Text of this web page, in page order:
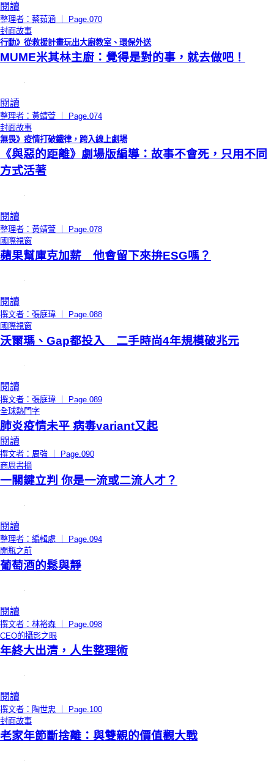
閱讀
整理者：蔡茹涵 ｜ Page.070
封面故事
行動》從救援計畫玩出大廚教室、環保外送
MUME米其林主廚：覺得是對的事，就去做吧！
閱讀
整理者：黃靖萱 ｜ Page.074
封面故事
無畏》疫情打破鐵律，跨入線上劇場
《與惡的距離》劇場版編導：故事不會死，只用不同
方式活著
閱讀
整理者：黃靖萱 ｜ Page.078
國際視窗
蘋果幫庫克加薪 他會留下來拚ESG嗎？
閱讀
撰文者：張庭瑋 ｜ Page.088
國際視窗
沃爾瑪、Gap都投入 二手時尚4年規模破兆元
閱讀
撰文者：張庭瑋 ｜ Page.089
全球熱門字
肺炎疫情未平 病毒variant又起
閱讀
撰文者：周強 ｜ Page.090
商周書摘
一關鍵立判 你是一流或二流人才？
閱讀
整理者：編輯處 ｜ Page.094
開瓶之前
葡萄酒的鬆與靜
閱讀
撰文者：林裕森 ｜ Page.098
CEO的攝影之眼
年終大出清，人生整理術
閱讀
撰文者：陶世忠 ｜ Page.100
封面故事
老家年節斷捨離：與雙親的價值觀大戰